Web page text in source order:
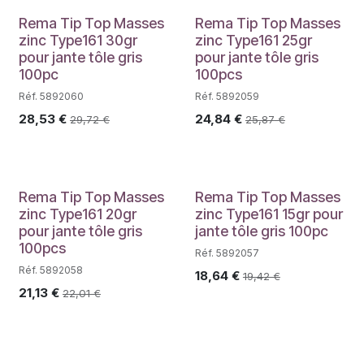
PROMO
Rema Tip Top Masses
zinc Type161 30gr
pour jante tôle gris
100pc
Réf. 5892060
28,53 € 29,72€
PROMO
Rema Tip Top Masses
zinc Type161 25gr
pour jante tôle gris
100pcs
Réf. 5892059
24,84€ 25,87€
PROMO
Rema Tip Top Masses
zinc Type161 20gr
pour jante tôle gris
100pcs
Réf. 5892058
21,13 € 22,01€
PROMO
Rema Tip Top Masses
zinc Type161 15gr pour
jante tôle gris 100pc
Réf. 5892057
18,64€ 19,42€